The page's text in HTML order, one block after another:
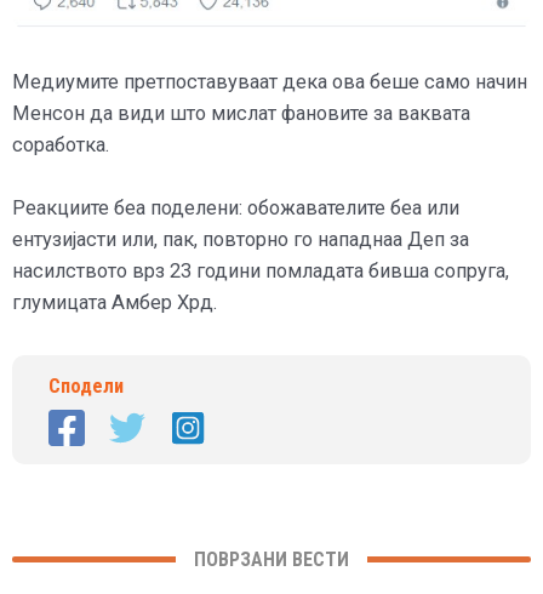
Медиумите претпоставуваат дека ова беше само начин
Менсон да види што мислат фановите за ваквата
соработка.
Реакциите беа поделени: обожавателите беа или
ентузијасти или, пак, повторно го нападнаа Деп за
насилството врз 23 години помладата бивша сопруга,
глумицата Амбер Хрд.
Сподели
ПОВРЗАНИ ВЕСТИ